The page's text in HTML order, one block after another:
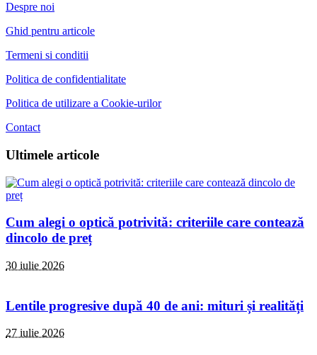
Despre noi
Ghid pentru articole
Termeni si conditii
Politica de confidentialitate
Politica de utilizare a Cookie-urilor
Contact
Ultimele articole
Cum alegi o optică potrivită: criteriile care contează
dincolo de preț
30 iulie 2026
Lentile progresive după 40 de ani: mituri și realități
27 iulie 2026